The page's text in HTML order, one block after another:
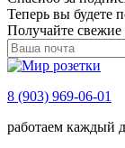
Теперь вы будете
Получайте
8 (903) 969-06-01
работаем каждый